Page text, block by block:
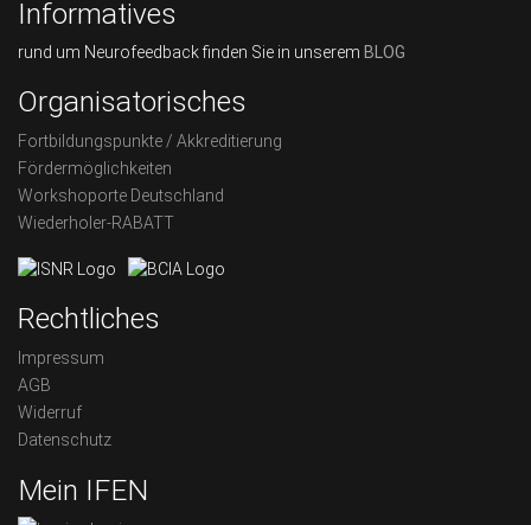
Informatives
rund um Neurofeedback finden Sie in unserem BLOG
Organisatorisches
Fortbildungspunkte / Akkreditierung
Fördermöglichkeiten
Workshoporte Deutschland
Wiederholer-RABATT
Rechtliches
Impressum
AGB
Widerruf
Datenschutz
Mein IFEN